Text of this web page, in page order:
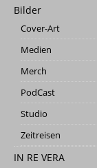
Bilder
Cover-Art
Medien
Merch
PodCast
Studio
Zeitreisen
IN RE VERA